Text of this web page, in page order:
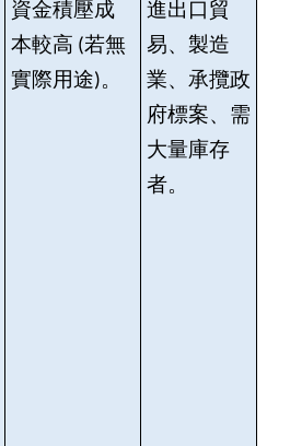
資金積壓成
本較高 (若無
實際用途)。
進出口貿
易、製造
業、承攬政
府標案、需
大量庫存
者。